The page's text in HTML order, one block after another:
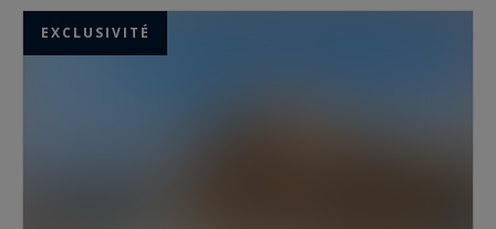
EXCLUSIVITÉ